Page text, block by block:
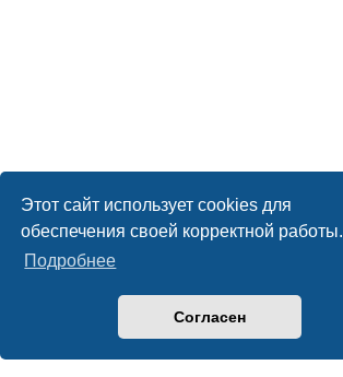
Этот сайт использует cookies для
обеспечения своей корректной работы.
Подробнее
Согласен